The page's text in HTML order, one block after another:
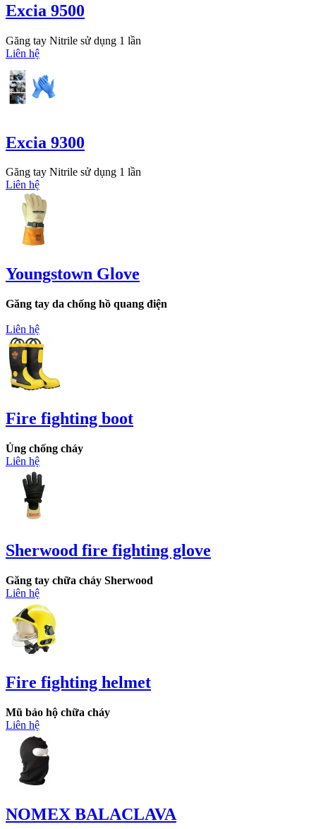
Excia 9500
Găng tay Nitrile sử dụng 1 lần
Liên hệ
Excia 9300
Găng tay Nitrile sử dụng 1 lần
Liên hệ
Youngstown Glove
Găng tay da chống hồ quang điện
Liên hệ
Fire fighting boot
Ủng chống cháy
Liên hệ
Sherwood fire fighting glove
Găng tay chữa cháy Sherwood
Liên hệ
Fire fighting helmet
Mũ bảo hộ chữa cháy
Liên hệ
NOMEX BALACLAVA